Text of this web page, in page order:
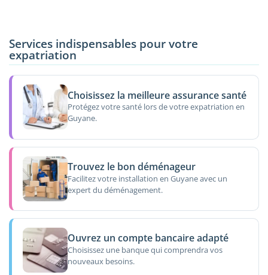
Services indispensables pour votre
expatriation
Choisissez la meilleure assurance santé
Protégez votre santé lors de votre expatriation en
Guyane.
Trouvez le bon déménageur
Facilitez votre installation en Guyane avec un
expert du déménagement.
Ouvrez un compte bancaire adapté
Choisissez une banque qui comprendra vos
nouveaux besoins.